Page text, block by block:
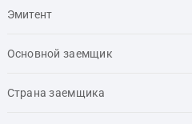
Эмитент
Основной заемщик
Страна заемщика